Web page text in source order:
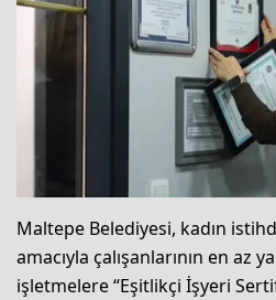
Maltepe Belediyesi, kadın
amacıyla çalışanlarının en az
işletmelere “Eşitlikçi İşyeri